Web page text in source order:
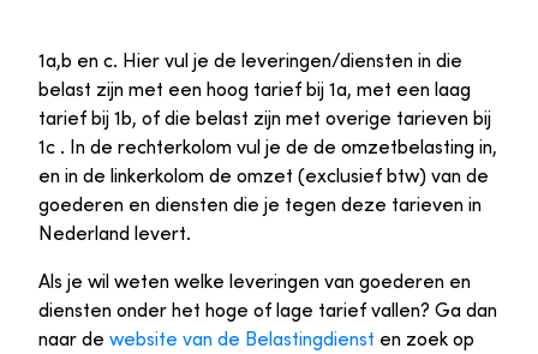
1a,b en c. Hier vul je de leveringen/diensten in die
belast zijn met een hoog tarief bij 1a, met een laag
tarief bij 1b, of die belast zijn met overige tarieven bij
1c . In de rechterkolom vul je de de omzetbelasting in,
en in de linkerkolom de omzet (exclusief btw) van de
goederen en diensten die je tegen deze tarieven in
Nederland levert.
Als je wil weten welke leveringen van goederen en
diensten onder het hoge of lage tarief vallen? Ga dan
naar de website van de Belastingdienst en zoek op